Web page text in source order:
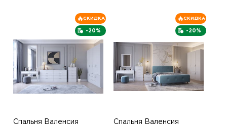
-20%
СКИДКА
Спальня Валенсия
-20%
СКИДКА
Спальня Валенсия